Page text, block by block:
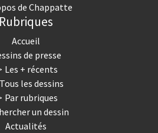
de Chappatte
Rubriques
Accueil
de presse
Les + récents
Tous les dessins
Par rubriques
un dessin
Actualités